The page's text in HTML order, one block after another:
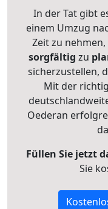
In der Tat gibt
einem Umzug
Zeit zu
sorgfältig zu
sicherzustellen,
Mit der
Oederan
Füllen Sie jetzt
Sie